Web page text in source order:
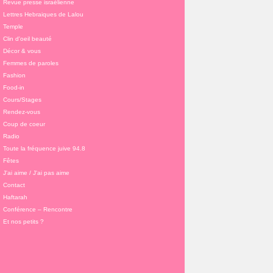
Revue presse israélienne
Lettres Hebraiques de Lalou
Temple
Clin d'oeil beauté
Décor & vous
Femmes de paroles
Fashion
Food-in
Cours/Stages
Rendez-vous
Coup de coeur
Radio
Toute la fréquence juive 94.8
Fêtes
J'ai aime / J'ai pas aime
Contact
Haftarah
Conférence – Rencontre
Et nos petits ?